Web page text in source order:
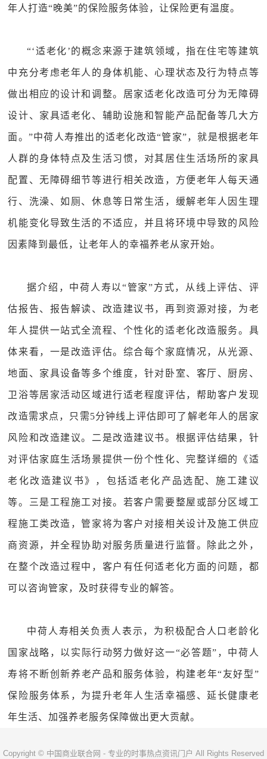
年人打造“晚美”的保险服务体验，让保险更有温度。
“‘适老化’的概念来源于建筑领域，指在住宅等建筑
中充分考虑老年人的身体机能、心理状态及行为特点等
做出相应的设计和调整。居家适老化改造可分为无障碍
设计、家具适老化、辅助设施和智能产品配备等几大方
面。”中荷人寿推出的适老化改造“管家”，就是根据老年
人群的身体特点及生活习惯，对其居住生活场所的家具
配置、无障碍细节等进行相关改造，方便老年人每天通
行、洗澡、如厕、休息等日常生活，缓解老年人因生理
机能变化导致生活的不适应，并且将环境中导致的风险
因素降到最低，让老年人的幸福养老从家开始。
据介绍，中荷人寿以“管家”方式，从线上评估、评
估报告、报告解读、改造建议书，再到资源对接，为老
年人提供一站式全流程、个性化的适老化改造服务。具
体来看，一是改造评估。综合每个家庭情况，从光源、
地面、家具设备等多个维度，针对卧室、客厅、厨房、
卫浴等居家活动区域进行适老程度评估，帮助客户发现
改造需求点，只需5分钟线上评估即可了解老年人的居家
风险和改造建议。二是改造建议书。根据评估结果，针
对评估家庭生活场景提供一份个性化、完整详细的《适
老化改造建议书》，包括适老化产品选配、施工建议
等。三是工程施工对接。若客户需要整屋或部分区域工
程施工类改造，管家将为客户对接相关设计及施工供应
商资源，并全程协助对服务质量进行监督。除此之外，
在整个改造过程中，客户有任何适老化方面的问题，都
可以咨询管家，及时获得专业的解答。
中荷人寿相关负责人表示，为积极配合人口老龄化
国家战略，以实际行动努力做好这一“必答题”，中荷人
寿将不断创新养老产品和服务体验，构建老年“友好型”
保险服务体系，为提升老年人生活幸福感、延长健康老
年生活、加强养老服务保障做出更大贡献。
Copyright © 中国商业联合网 - 专业的时事热点资讯门户 All Rights Reserved